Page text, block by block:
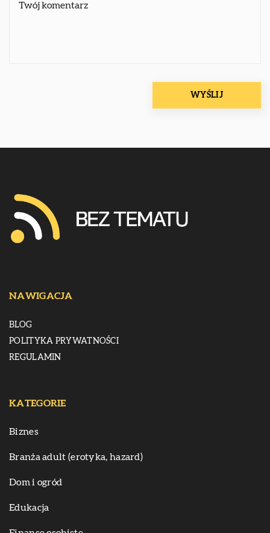
NAWIGACJA
BLOG
POLITYKA PRYWATNOŚCI
REGULAMIN
KATEGORIE
Biznes
Branża adult (erotyka, hazard)
Dom i ogród
Edukacja